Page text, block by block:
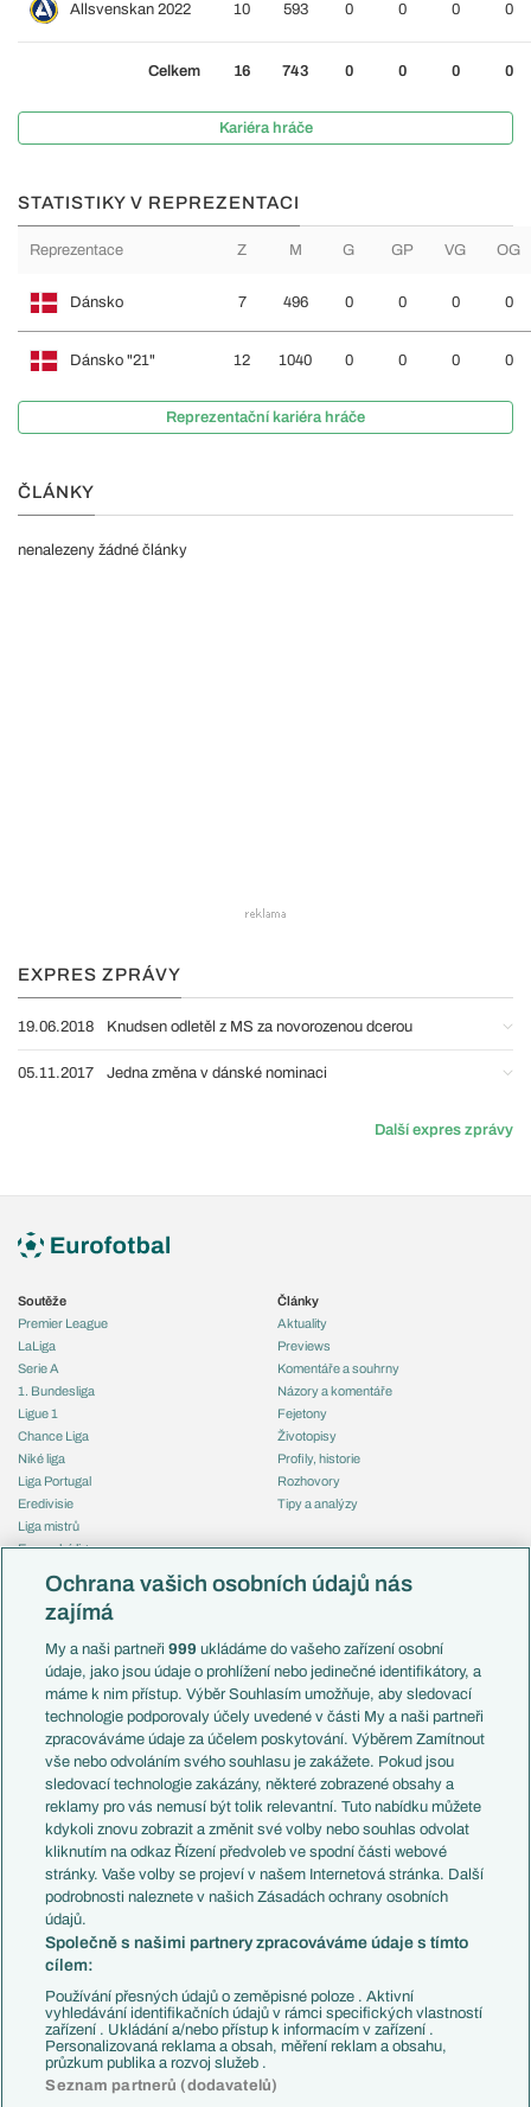
Allsvenskan 2022 10 593 0 0 0 0
Celkem 16 743 0 0 0 0
Kariéra hráče
STATISTIKY V REPREZENTACI
Reprezentace Z M G GP VG OG
Dánsko 7 496 0 0 0 0
Dánsko "21" 12 1040 0 0 0 0
Reprezentační kariéra hráče
ČLÁNKY
nenalezeny žádné články
EXPRES ZPRÁVY
19.06.2018 Knudsen odletěl z MS za novorozenou dcerou
05.11.2017 Jedna změna v dánské nominaci
Další expres zprávy
Soutěže
Premier League
LaLiga
Serie A
1. Bundesliga
Ligue 1
Chance Liga
Niké liga
Liga Portugal
Eredivisie
Liga mistrů
Evropská liga
Mistrovství světa
Liga národů
Témata
Představení týmů MS
EuroSkauting
PL v kostce
Evropské koeficienty
Přestupy
Přestupové spekulace
Zranění
Kluby
Arsenal FC
Chelsea FC
Manchester United
AC Milán
Juventus FC
Bayern Mnichov
FC Barcelona
Real Madrid
Články
Aktuality
Previews
Komentáře a souhrny
Názory a komentáře
Fejetony
Životopisy
Profily, historie
Rozhovory
Tipy a analýzy
Česko
Francie
Itálie
Německo
Španělsko
Argentina
Brazílie
Přestupy
Zápasy
Livescore
Tipovací soutěž
Ochrana vašich osobních údajů nás
zajímá
My a naši partneři999 ukládáme do vašeho zařízení osobní
údaje, jako jsou údaje o prohlížení nebo jedinečné identifikátory, a
máme k nim přístup. Výběr Souhlasím umožňuje, aby sledovací
technologie podporovaly účely uvedené v části My a naši partneři
zpracováváme údaje za účelem poskytování. Výběrem Zamítnout
vše nebo odvoláním svého souhlasu je zakážete. Pokud jsou
sledovací technologie zakázány, některé zobrazené obsahy a
reklamy pro vás nemusí být tolik relevantní. Tuto nabídku můžete
kdykoli znovu zobrazit a změnit své volby nebo souhlas odvolat
kliknutím na odkaz Řízení předvoleb ve spodní části webové
stránky. Vaše volby se projeví v našem Internetová stránka. Další
podrobnosti naleznete v našich Zásadách ochrany osobních
údajů.
Společně s našimi partnery zpracováváme údaje s tímto
cílem:
Používání přesných údajů o zeměpisné poloze . Aktivní
vyhledávání identifikačních údajů v rámci specifických vlastností
zařízení . Ukládání a/nebo přístup k informacím v zařízení .
Personalizovaná reklama a obsah, měření reklam a obsahu,
průzkum publika a rozvoj služeb .
Seznam partnerů (dodavatelů)